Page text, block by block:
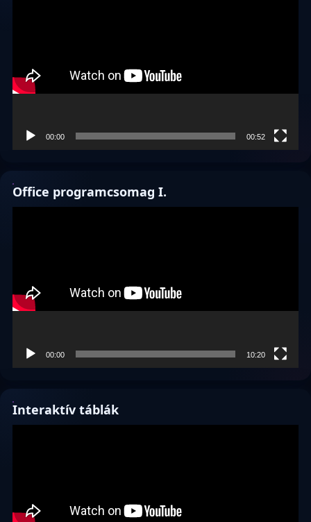
00:00 00:52
Office programcsomag I.
00:00 10:20
Interaktív táblák